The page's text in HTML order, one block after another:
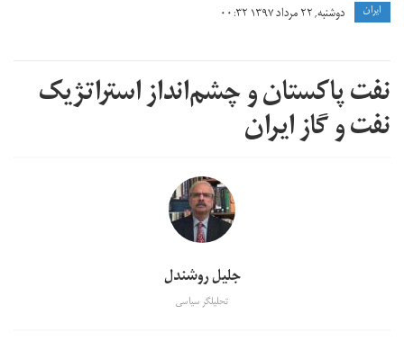
ايران دوشنبه, ۲۲ مرداد ۱۳۹۷ ۰۰:۳۲
نفت پاکستان و چشم‌انداز استراتژیک
نفت و گاز ایران
جلیل روشندل
تحلیلگر سیاسی